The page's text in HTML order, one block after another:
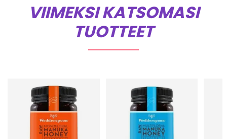
VIIMEKSI KATSOMASI
TUOTTEET